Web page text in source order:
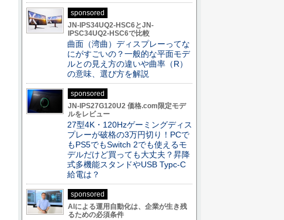
sponsored
JN-IPS34UQ2-HSC6とJN-
IPSC34UQ2-HSC6で比較
曲面（湾曲）ディスプレーってな
にがすごいの？一般的な平面モデ
ルとの見え方の違いや曲率（R）
の意味、選び方を解説
sponsored
JN-IPS27G120U2 価格.com限定モデ
ルをレビュー
27型4K・120Hzゲーミングディス
プレーが破格の3万円切り！PCで
もPS5でもSwitch 2でも使えるモ
デルだけど買っても大丈夫？昇降
式多機能スタンドやUSB Typc-C
給電は？
sponsored
AIによる運用自動化は、企業が生き残
るための必須条件